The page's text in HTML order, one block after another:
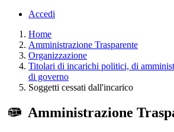
Accedi
Home
Amministrazione Trasparente
Organizzazione
Titolari di incarichi politici, di
di governo
Soggetti cessati dall'incarico
Amministrazione